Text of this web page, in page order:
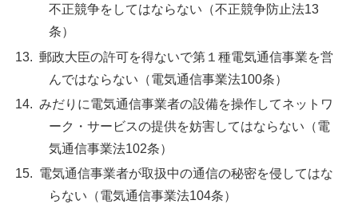
不正競争をしてはならない（不正競争防止法13
条）
郵政大臣の許可を得ないで第１種電気通信事業を営
んではならない（電気通信事業法100条）
みだりに電気通信事業者の設備を操作してネットワ
ーク・サービスの提供を妨害してはならない（電
気通信事業法102条）
電気通信事業者が取扱中の通信の秘密を侵してはな
らない（電気通信事業法104条）